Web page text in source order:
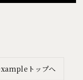
トップへ